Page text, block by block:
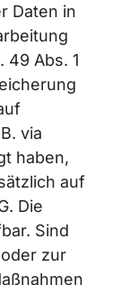
Daten in
49 Abs. 1
via
haben,
auf
Die
Sind
zur